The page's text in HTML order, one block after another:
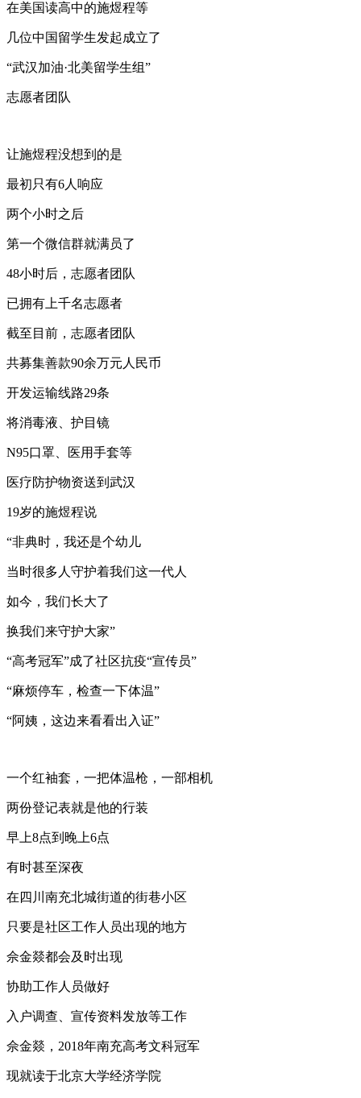
在美国读高中的施煜程等
几位中国留学生发起成立了
“武汉加油·北美留学生组”
志愿者团队
让施煜程没想到的是
最初只有6人响应
两个小时之后
第一个微信群就满员了
48小时后，志愿者团队
已拥有上千名志愿者
截至目前，志愿者团队
共募集善款90余万元人民币
开发运输线路29条
将消毒液、护目镜
N95口罩、医用手套等
医疗防护物资送到武汉
19岁的施煜程说
“非典时，我还是个幼儿
当时很多人守护着我们这一代人
如今，我们长大了
换我们来守护大家”
“高考冠军”成了社区抗疫“宣传员”
“麻烦停车，检查一下体温”
“阿姨，这边来看看出入证”
一个红袖套，一把体温枪，一部相机
两份登记表就是他的行装
早上8点到晚上6点
有时甚至深夜
在四川南充北城街道的街巷小区
只要是社区工作人员出现的地方
佘金燚都会及时出现
协助工作人员做好
入户调查、宣传资料发放等工作
佘金燚，2018年南充高考文科冠军
现就读于北京大学经济学院